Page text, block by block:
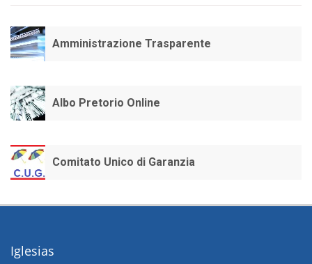
Amministrazione Trasparente
Albo Pretorio Online
Comitato Unico di Garanzia
Iglesias